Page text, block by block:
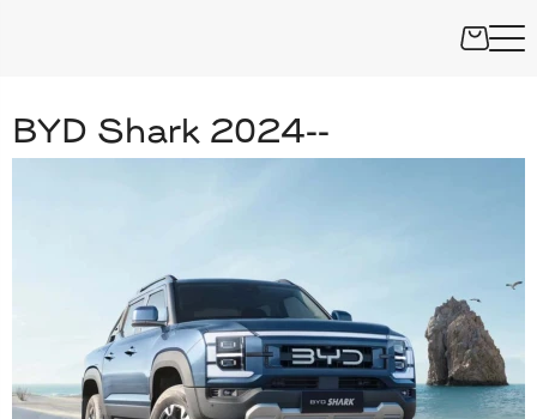
BYD Shark 2024--